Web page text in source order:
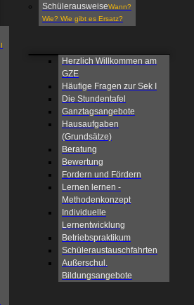
SchülerausweiseWann?
Wie? Wie gibt es Ersatz?
Herzlich Willkommen am
GZE
Häufige Fragen zur Sek I
Die Stundentafel
Ganztagsangebote
Hausaufgaben
(Grundsätze)
Beratung
Bewertung
Fordern und Fördern
Lernen lernen -
Methodenkonzept
Individuelle
Lernentwicklung
Betriebspraktikum
Schüleraustauschfahrten
Außerschul.
Bildungsangebote